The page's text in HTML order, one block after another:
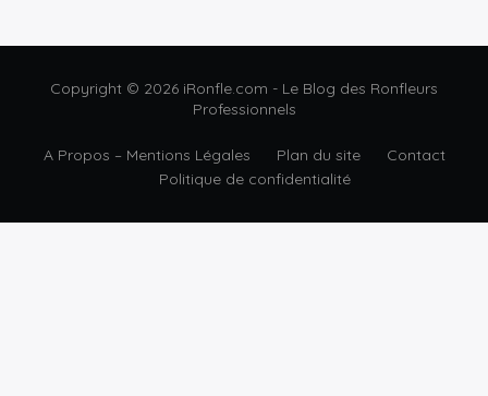
Copyright © 2026 iRonfle.com - Le Blog des Ronfleurs
Professionnels
A Propos – Mentions Légales Plan du site
Contact
Politique de confidentialité